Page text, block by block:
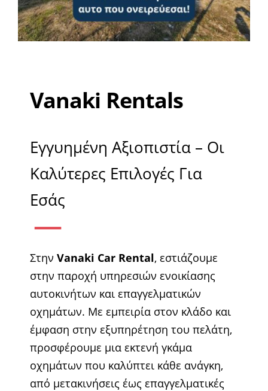
Vanaki Rentals
Εγγυημένη Αξιοπιστία – Οι
Καλύτερες Επιλογές Για
Εσάς
Στην Vanaki Car Rental, εστιάζουμε
στην παροχή υπηρεσιών ενοικίασης
αυτοκινήτων και επαγγελματικών
οχημάτων. Με εμπειρία στον κλάδο και
έμφαση στην εξυπηρέτηση του πελάτη,
προσφέρουμε μια εκτενή γκάμα
οχημάτων που καλύπτει κάθε ανάγκη,
από μετακινήσεις έως επαγγελματικές